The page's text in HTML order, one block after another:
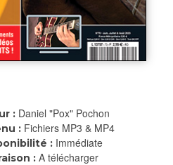
: Daniel "Pox" Pochon
: Fichiers MP3 & MP4
: Immédiate
: A télécharger